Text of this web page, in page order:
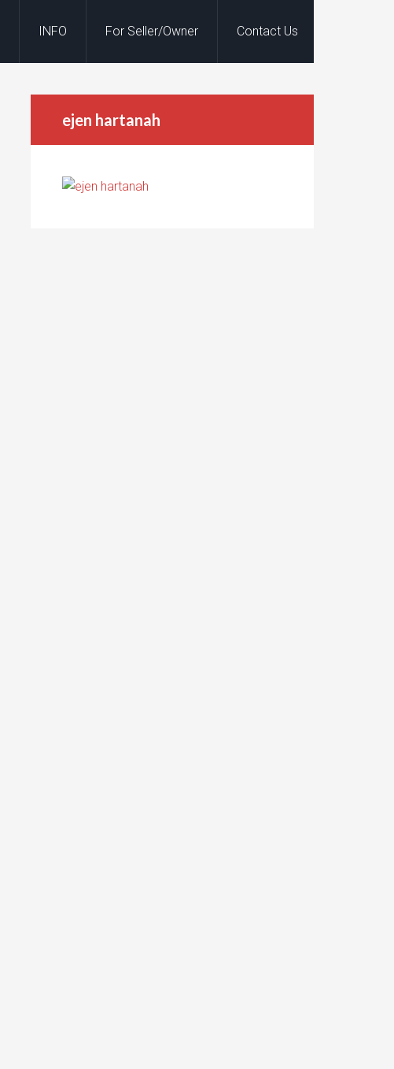
INFO For Seller/Owner Contact Us
ejen hartanah